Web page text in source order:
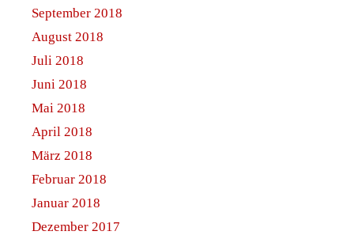
September 2018
August 2018
Juli 2018
Juni 2018
Mai 2018
April 2018
März 2018
Februar 2018
Januar 2018
Dezember 2017